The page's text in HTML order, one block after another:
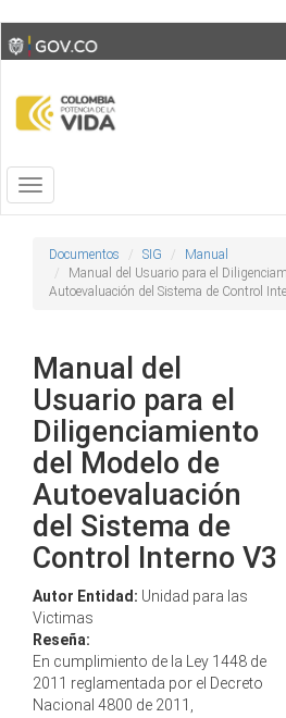
Skip
to
content
Toggle
high
Toggle
navigation
Documentos SIG
Manual
Manual del Usuario para el
Autoevaluación del Sistema de Control
Manual del
Usuario para el
Diligenciamiento
del Modelo de
Autoevaluación
del Sistema de
Control Interno V3
Autor Entidad: Unidad para las
Victimas
Reseña:
En cumplimiento de la Ley 1448 de
2011 reglamentada por el Decreto
Nacional 4800 de 2011,